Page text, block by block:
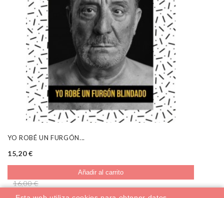
YO ROBÉ UN FURGÓN...
15,20 €
Añadir al carrito
16,00 €